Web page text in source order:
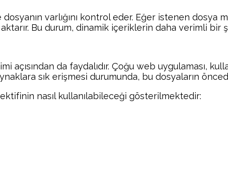
varlığını kontrol eder. Eğer istenen
Bu durum, dinamik içeriklerin daha verimli bir
açısından da faydalıdır. Çoğu web uygulaması,
sık erişmesi durumunda, bu dosyaların
nasıl kullanılabileceği gösterilmektedir: